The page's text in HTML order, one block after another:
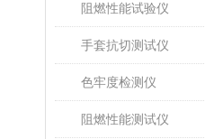
阻燃性能试验仪
手套抗切测试仪
色牢度检测仪
阻燃性能测试仪